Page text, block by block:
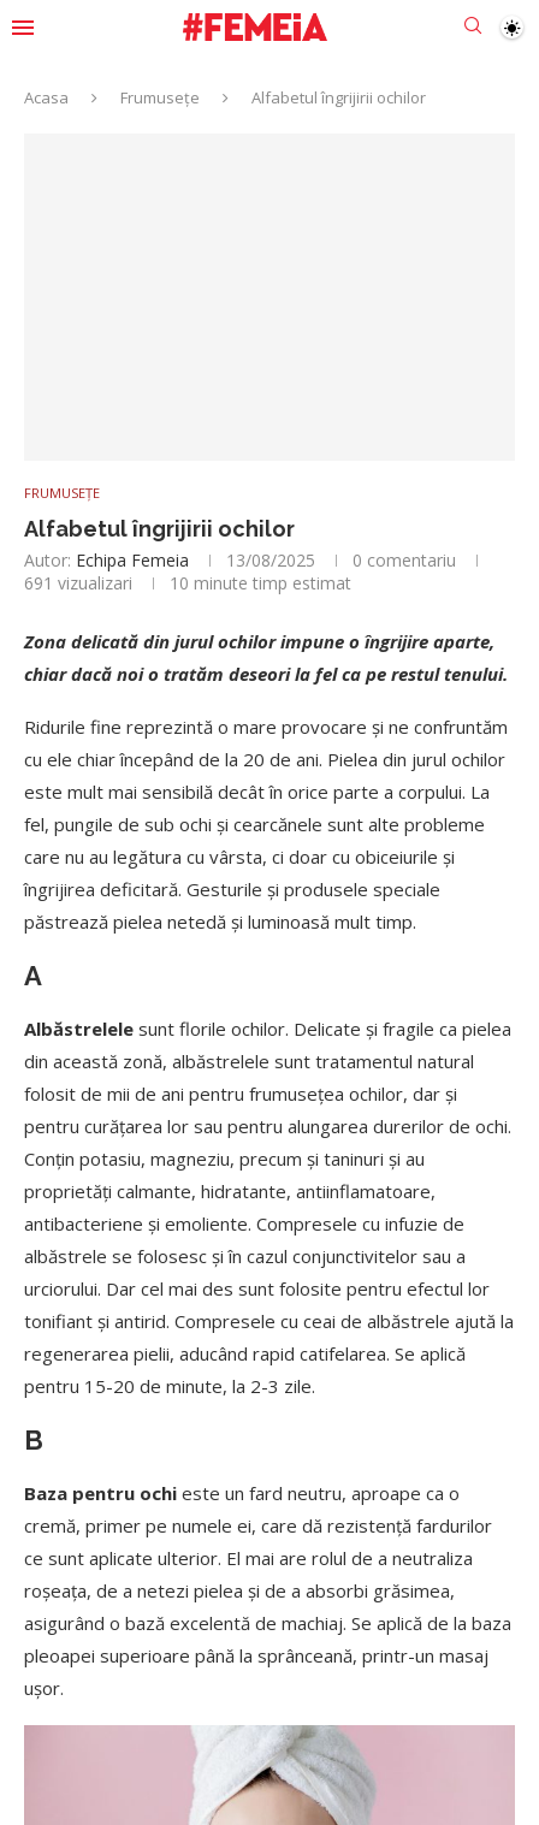
Acasa Frumusețe Alfabetul îngrijirii ochilor
FRUMUSEȚE
Alfabetul îngrijirii ochilor
Autor: Echipa Femeia 13/08/2025
0 comentariu
691 vizualizari 10 minute timp estimat
Zona delicată din jurul ochilor impune o îngrijire aparte,
chiar dacă noi o tratăm deseori la fel ca pe restul tenului.
Ridurile fine reprezintă o mare provocare și ne confruntăm
cu ele chiar începând de la 20 de ani. Pielea din jurul ochilor
este mult mai sensibilă decât în orice parte a corpului. La
fel, pungile de sub ochi și cearcănele sunt alte probleme
care nu au legătura cu vârsta, ci doar cu obiceiurile și
îngrijirea deficitară. Gesturile și produsele speciale
păstrează pielea netedă și luminoasă mult timp.
A
Albăstrelele sunt florile ochilor. Delicate și fragile ca pielea
din această zonă, albăstrelele sunt tratamentul natural
folosit de mii de ani pentru frumusețea ochilor, dar și
pentru curățarea lor sau pentru alungarea durerilor de ochi.
Conțin potasiu, magneziu, precum și taninuri și au
proprietăți calmante, hidratante, antiinflamatoare,
antibacteriene și emoliente. Compresele cu infuzie de
albăstrele se folosesc și în cazul conjunctivitelor sau a
urciorului. Dar cel mai des sunt folosite pentru efectul lor
tonifiant și antirid. Compresele cu ceai de albăstrele ajută la
regenerarea pielii, aducând rapid catifelarea. Se aplică
pentru 15-20 de minute, la 2-3 zile.
B
Baza pentru ochi este un fard neutru, aproape ca o
cremă, primer pe numele ei, care dă rezistență fardurilor
ce sunt aplicate ulterior. El mai are rolul de a neutraliza
roșeața, de a netezi pielea și de a absorbi grăsimea,
asigurând o bază excelentă de machiaj. Se aplică de la baza
pleoapei superioare până la sprânceană, printr-un masaj
ușor.